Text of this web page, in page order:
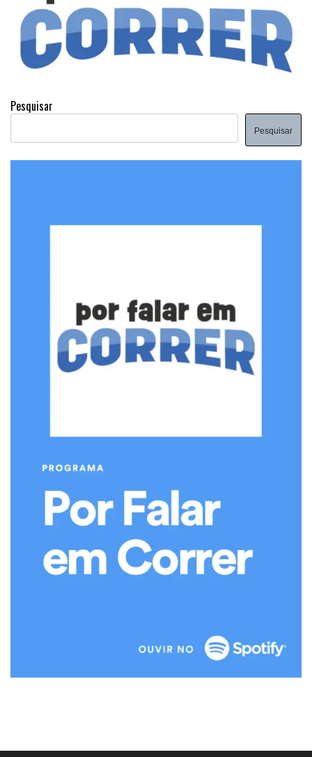
Pesquisar
Pesquisar